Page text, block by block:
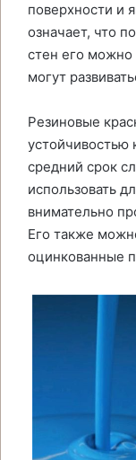
поверхности и
означает, что
стен его можно
могут
Резиновые
устойчивостью
средний срок
использовать
внимательно
Его также
оцинкованные